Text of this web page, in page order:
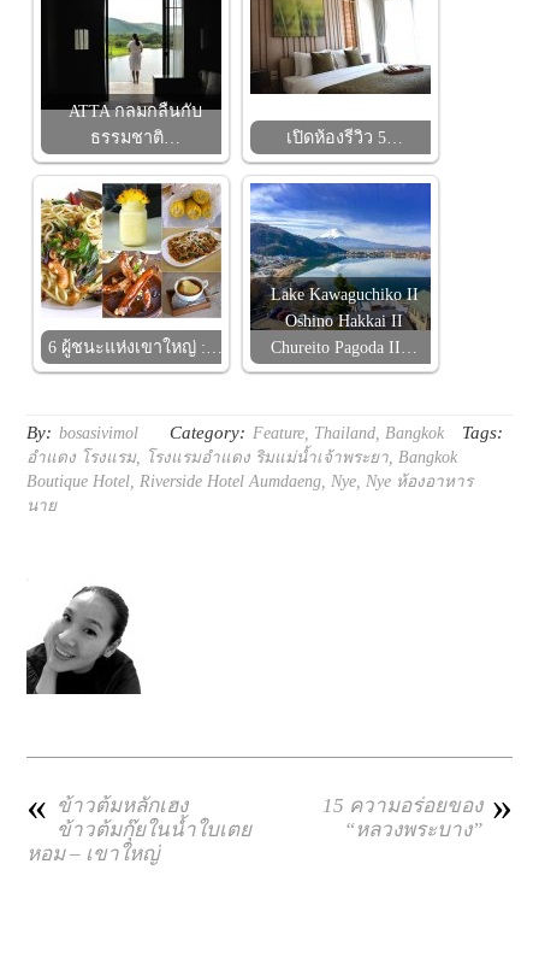
ATTA กลมกลืนกับ
ธรรมชาติ…
เปิดห้องรีวิว 5…
6 ผู้ชนะแห่งเขาใหญ่ :…
Lake Kawaguchiko II
Oshino Hakkai II
Chureito Pagoda II…
By: bosasivimol Category: Feature, Thailand,Bangkok Tags:
อำแดง โรงแรม, โรงแรมอำแดง ริมแม่น้ำเจ้าพระยา,Bangkok
Boutique Hotel,Riverside Hotel Aumdaeng,Nye,Nye ห้องอาหาร
นาย
« ข้าวต้มหลักเฮง
ข้าวต้มกุ๊ยในน้ำใบเตย
หอม – เขาใหญ่
»
15 ความอร่อยของ
“หลวงพระบาง”